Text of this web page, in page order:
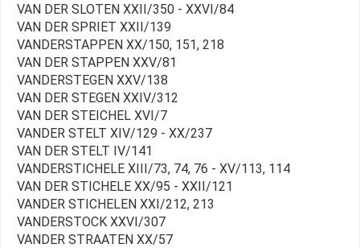
VAN DER SLOTEN XXII/350 - XXVI/84
VAN DER SPRIET XXII/139
VANDERSTAPPEN XX/150, 151, 218
VAN DER STAPPEN XXV/81
VANDERSTEGEN XXV/138
VAN DER STEGEN XXIV/312
VAN DER STEICHEL XVI/7
VANDER STELT XIV/129 - XX/237
VAN DER STELT IV/141
VANDERSTICHELE XIII/73, 74, 76 - XV/113, 114
VAN DER STICHELE XX/95 - XXII/121
VANDER STICHELEN XXI/212, 213
VANDERSTOCK XXVI/307
VANDER STRAATEN XX/57